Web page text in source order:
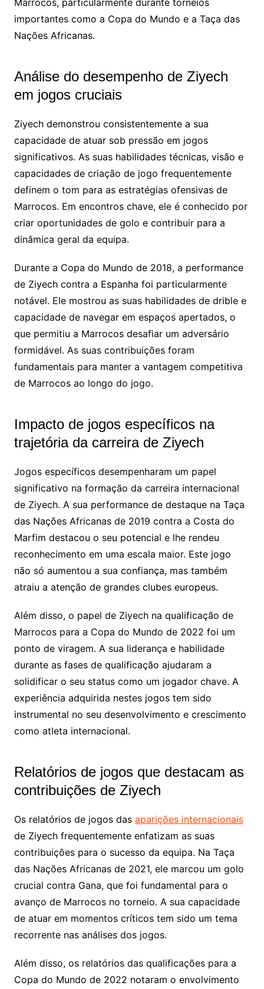
importantes como a Copa do Mundo e a Taça das
Nações Africanas.
Análise do desempenho de Ziyech
em jogos cruciais
Ziyech demonstrou consistentemente a sua
capacidade de atuar sob pressão em jogos
significativos. As suas habilidades técnicas, visão e
capacidades de criação de jogo frequentemente
definem o tom para as estratégias ofensivas de
Marrocos. Em encontros chave, ele é conhecido por
criar oportunidades de golo e contribuir para a
dinâmica geral da equipa.
Durante a Copa do Mundo de 2018, a performance
de Ziyech contra a Espanha foi particularmente
notável. Ele mostrou as suas habilidades de drible e
capacidade de navegar em espaços apertados, o
que permitiu a Marrocos desafiar um adversário
formidável. As suas contribuições foram
fundamentais para manter a vantagem competitiva
de Marrocos ao longo do jogo.
Impacto de jogos específicos na
trajetória da carreira de Ziyech
Jogos específicos desempenharam um papel
significativo na formação da carreira internacional
de Ziyech. A sua performance de destaque na Taça
das Nações Africanas de 2019 contra a Costa do
Marfim destacou o seu potencial e lhe rendeu
reconhecimento em uma escala maior. Este jogo
não só aumentou a sua confiança, mas também
atraiu a atenção de grandes clubes europeus.
Além disso, o papel de Ziyech na qualificação de
Marrocos para a Copa do Mundo de 2022 foi um
ponto de viragem. A sua liderança e habilidade
durante as fases de qualificação ajudaram a
solidificar o seu status como um jogador chave. A
experiência adquirida nestes jogos tem sido
instrumental no seu desenvolvimento e crescimento
como atleta internacional.
Relatórios de jogos que destacam as
contribuições de Ziyech
Os relatórios de jogos das aparições internacionais
de Ziyech frequentemente enfatizam as suas
contribuições para o sucesso da equipa. Na Taça
das Nações Africanas de 2021, ele marcou um golo
crucial contra Gana, que foi fundamental para o
avanço de Marrocos no torneio. A sua capacidade
de atuar em momentos críticos tem sido um tema
recorrente nas análises dos jogos.
Além disso, os relatórios das qualificações para a
Copa do Mundo de 2022 notaram o envolvimento